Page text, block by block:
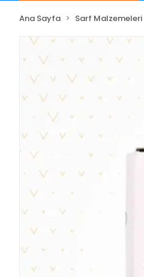
Ana Sayfa Sarf Malzemeleri